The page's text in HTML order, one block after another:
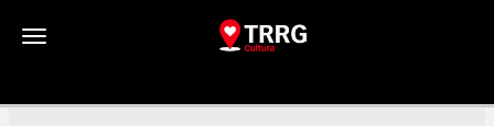
Toggle navigation